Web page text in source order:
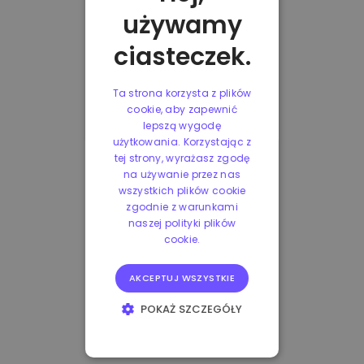
używamy
ciasteczek.
Ta strona korzysta z plików
cookie, aby zapewnić
lepszą wygodę
użytkowania. Korzystając z
tej strony, wyrażasz zgodę
na używanie przez nas
wszystkich plików cookie
zgodnie z warunkami
naszej polityki plików
cookie.
AKCEPTUJ WSZYSTKIE
POKAŻ SZCZEGÓŁY